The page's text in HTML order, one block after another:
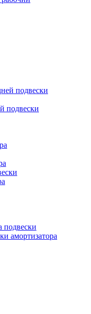
подвески
подвески
подвески
амортизатора